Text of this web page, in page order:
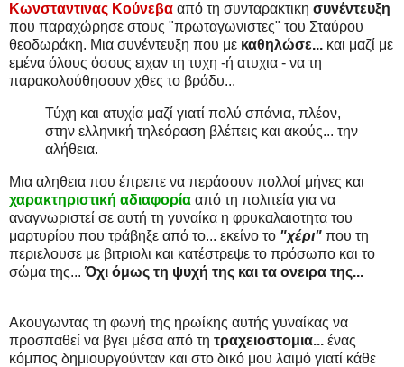
Κωνσταντινας Κούνεβα από τη συνταρακτικη συνέντευξη
που παραχώρησε στους "πρωταγωνιστες" του Σταύρου
θεοδωράκη. Μια συνέντευξη που με καθηλώσε... και μαζί με
εμένα όλους όσους ειχαν τη τυχη -ή ατυχια - να τη
παρακολούθησουν χθες το βράδυ...
Τύχη και ατυχία μαζί γιατί πολύ σπάνια, πλέον,
στην ελληνική τηλεόραση βλέπεις και ακούς... την
αλήθεια.
Μια αληθεια που έπρεπε να περάσουν πολλοί μήνες και
χαρακτηριστική αδιαφορία από τη πολιτεία για να
αναγνωριστεί σε αυτή τη γυναίκα η φρυκαλαιοτητα του
μαρτυρίου που τράβηξε από το... εκείνο το "χέρι" που τη
περιελουσε με βιτριολι και κατέστρεψε το πρόσωπο και το
σώμα της...Όχι όμως τη ψυχή της και τα ονειρα της...
Ακουγωντας τη φωνή της ηρωίκης αυτής γυναίκας να
προσπαθεί να βγει μέσα από τη τραχειοστομια... ένας
κόμπος δημιουργούνταν και στο δικό μου λαιμό γιατί κάθε